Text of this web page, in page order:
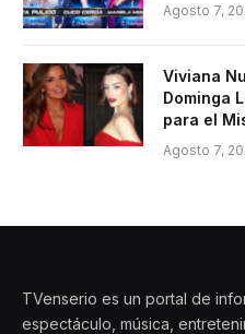
Agosto 7,
Viviana
Dominga
para el
Agosto 7,
TVenserio es un portal de
espectáculo, música,